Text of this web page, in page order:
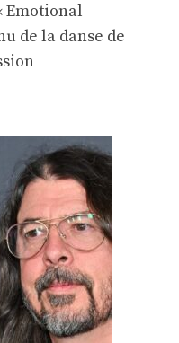
Emotional
de la danse de